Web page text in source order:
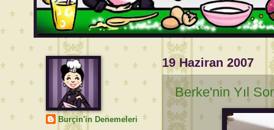
19 Haziran 2007
Berke'nin Yıl
Burçin'in Denemeleri